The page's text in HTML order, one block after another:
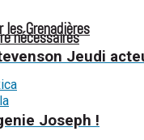
nécessaires
Grenadières
Jeudi
Joseph !